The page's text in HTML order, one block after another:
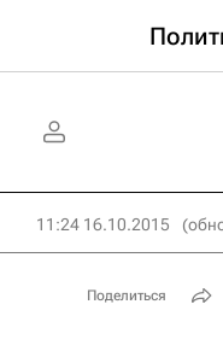
11:24 16.10.2015
Поделиться